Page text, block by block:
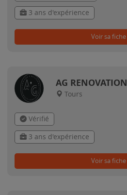
3 ans d'expérience
Voir sa fiche
AG RENOVATION
Tours
Vérifié
3 ans d'expérience
Voir sa fiche